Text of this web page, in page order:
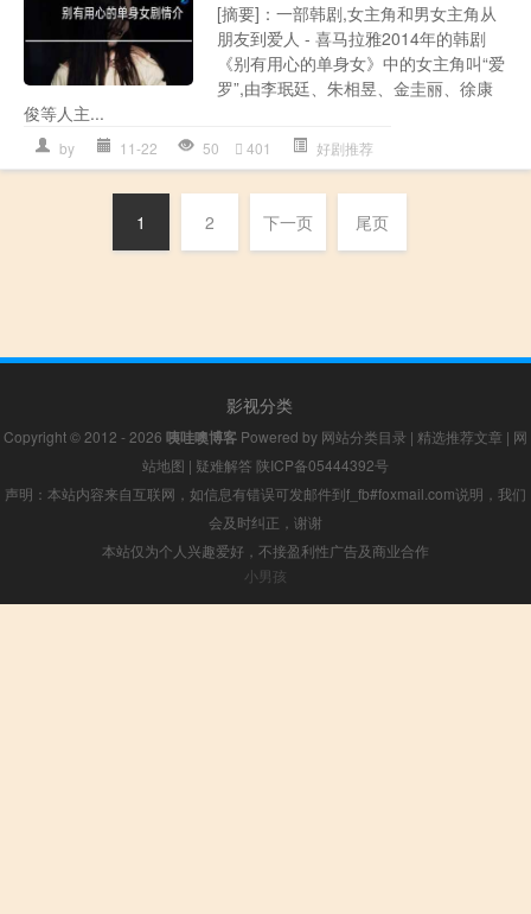
[摘要]：一部韩剧,女主角和男女主角从
朋友到爱人 - 喜马拉雅2014年的韩剧
《别有用心的单身女》中的女主角叫“爱
罗”,由李珉廷、朱相昱、金圭丽、徐康
俊等人主...
by 11-22 50 401 好剧推荐
1 2 下一页 尾页
影视分类
Copyright © 2012 - 2026 咦哇噢博客 Powered by 网站分类目录 | 精选推荐文章 | 网
站地图 | 疑难解答 陕ICP备05444392号
声明：本站内容来自互联网，如信息有错误可发邮件到f_fb#foxmail.com说明，我们
会及时纠正，谢谢
本站仅为个人兴趣爱好，不接盈利性广告及商业合作
小男孩